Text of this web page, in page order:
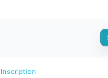
Inscription